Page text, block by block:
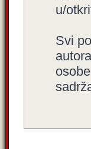
u/
Svi